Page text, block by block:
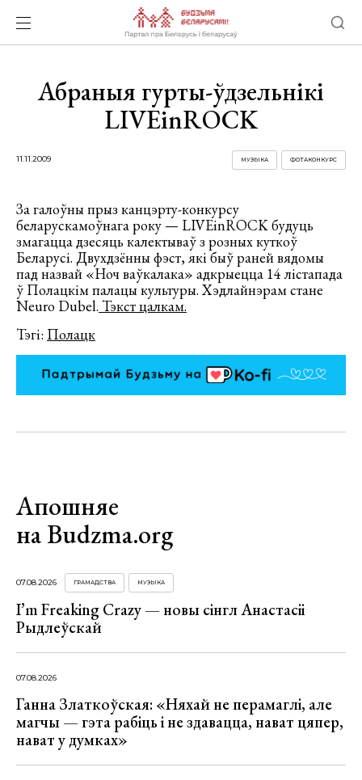
Абраныя гурты-ўдзельнікі
LIVEinROCK
11.11.2009 ФОТАКОНКУРС
МУЗЫКА
За галоўны прыз канцэрту-конкурсу
беларускамоўнага року — LIVEinROCK будуць
змагацца дзесяць калектываў з розных куткоў
Беларусі. Двухдзённы фэст, які быў раней вядомы
пад назвай «Ноч ваўкалака» адкрыецца 14 лістапада
ў Полацкім палацы культуры. Хэдлайнэрам cтане
Neuro Dubel. Тэкст цалкам.
Тэгі: Полацк
Апошняе
на Budzma.org
07.08.2026 ГРАМАДСТВА МУЗЫКА
I’m Freaking Crazy — новы сінгл Анастасіі
Рыдлеўскай
07.08.2026
Ганна Златкоўская: «Няхай не перамаглі, але
магчы — гэта рабіць і не здавацца, нават цяпер,
нават у думках»